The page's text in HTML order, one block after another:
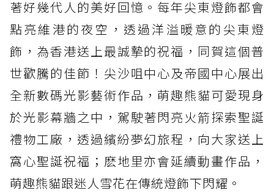
著好幾代人的美好回憶。每年尖東燈飾都會
點亮維港的夜空，透過洋溢暖意的尖東燈
飾，為香港送上最誠摯的祝福，同賀這個普
世歡騰的佳節！尖沙咀中心及帝國中心展出
全新數碼光影藝術作品，萌趣熊貓可愛現身
於光影幕牆之中，駕駛著閃亮火箭探索聖誕
禮物工廠，透過繽紛夢幻旅程，向大家送上
窩心聖誕祝福；麽地里亦會延續動畫作品，
萌趣熊貓跟迷人雪花在傳統燈飾下閃耀。